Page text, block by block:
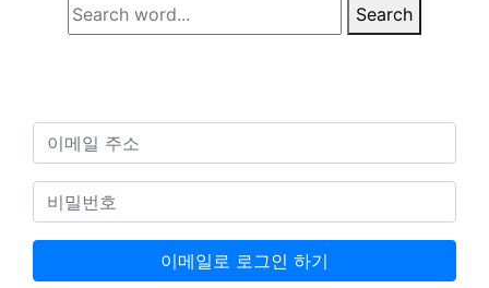
Search
이메일로 로그인 하기